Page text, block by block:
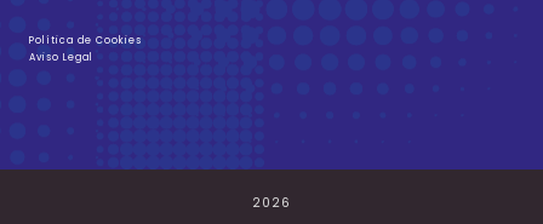
Política de Cookies
Aviso Legal
2026